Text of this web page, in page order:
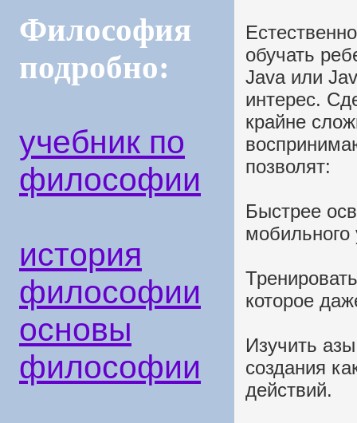
Философия
подробно:
учебник по
философии
история
философии
основы
философии
обучать
Java или
интерес.
крайне
позволят:
Быстрее
мобильного
которое
Изучить
создания
действий.